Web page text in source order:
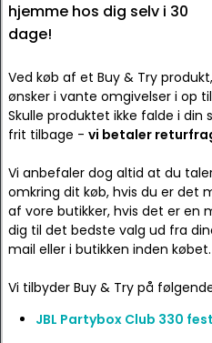
hjemme hos dig selv i 30
dage!
Ved køb af et Buy & Try
ønsker i vante omgivelser i op
Skulle produktet ikke falde i din
frit tilbage - vi betaler
Vi anbefaler dog altid at du
omkring dit køb, hvis du er det
af vore butikker, hvis det er en
dig til det bedste valg ud fra
mail eller i butikken inden købet.
Vi tilbyder Buy & Try på
JBL Partybox Club 330